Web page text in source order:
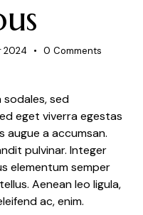
2024 0 Comments
sodales, sed
eget viverra egestas
augue a accumsan.
pulvinar. Integer
elementum semper
Aenean leo ligula,
ac, enim.